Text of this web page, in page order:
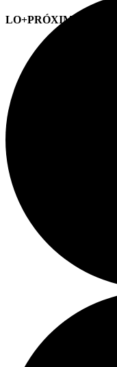
LO+PRÓXIMO